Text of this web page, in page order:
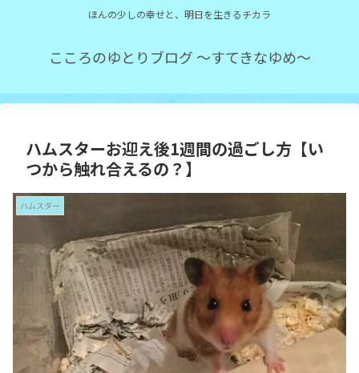
ほんの少しの幸せと、明日を生きるチカラ
こころのゆとりブログ ～すてきなゆめ～
ハムスターお迎え後1週間の過ごし方【い
つから触れ合えるの？】
ハムスター